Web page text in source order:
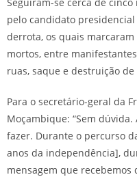
pelo candidato
derrota, os quais
mortos, entre
ruas, saque e destruição
Para o secretário-geral da
Moçambique: “Sem
fazer. Durante o percurso
anos da independência],
mensagem que recebemos